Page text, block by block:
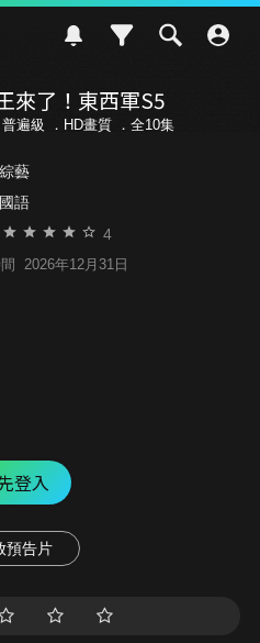
來了！東西軍S5
普遍級 ．HD畫質 ．全10集
綜藝
國語
4
2026年12月31日
登入
預告片